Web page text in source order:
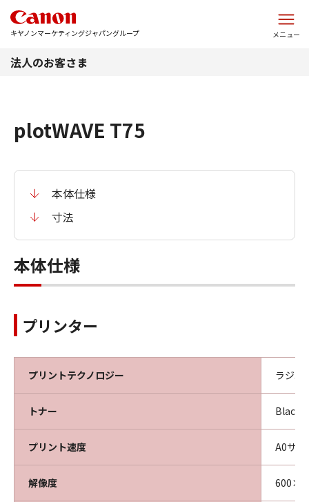
キヤノンマーケティングジャパングループ メニュー
法人のお客さま
plotWAVE T75
本体仕様
寸法
本体仕様
プリンター
プリントテクノロジー ラジエ
トナー Black
プリント速度 A0サ
解像度